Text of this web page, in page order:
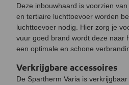
Deze inbouwhaard is voorzien
en tertiaire luchttoevoer worden
luchttoevoer nodig. Hier zorg je
vuur goed brand wordt deze naar
een optimale en schone
Verkrijgbare accessoires
De Spartherm Varia is